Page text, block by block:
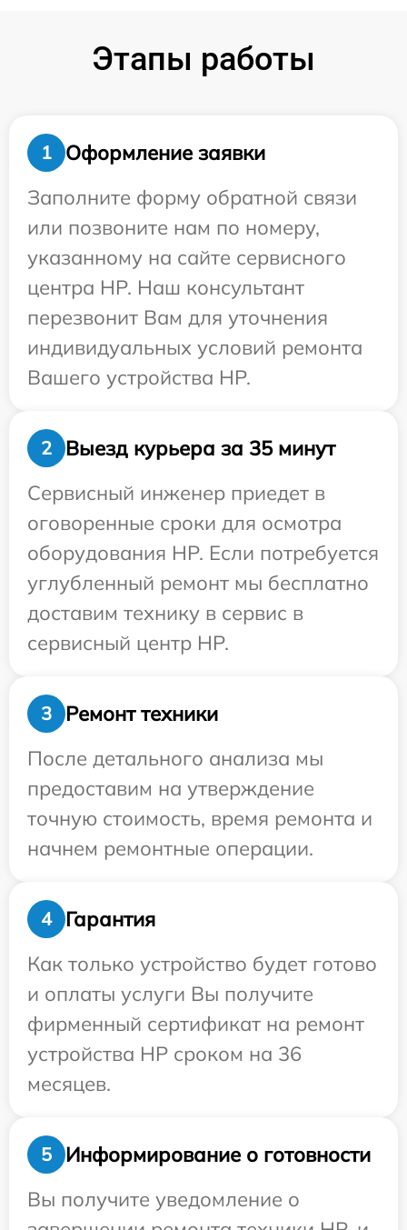
Этапы работы
1
Оформление заявки
Заполните форму обратной связи
или позвоните нам по номеру,
указанному на сайте сервисного
центра HP. Наш консультант
перезвонит Вам для уточнения
индивидуальных условий ремонта
Вашего устройства HP.
2
Выезд курьера за 35 минут
Сервисный инженер приедет в
оговоренные сроки для осмотра
оборудования HP. Если потребуется
углубленный ремонт мы бесплатно
доставим технику в сервис в
сервисный центр HP.
3
Ремонт техники
После детального анализа мы
предоставим на утверждение
точную стоимость, время ремонта и
начнем ремонтные операции.
4
Гарантия
Как только устройство будет готово
и оплаты услуги Вы получите
фирменный сертификат на ремонт
устройства HP сроком на 36
месяцев.
5
Информирование о готовности
Вы получите уведомление о